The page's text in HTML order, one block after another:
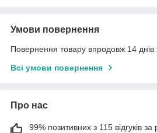
Умови повернення
Повернення товару впродовж 14 днів
Всі умови повернення
Про нас
99% позитивних з 115 відгуків за